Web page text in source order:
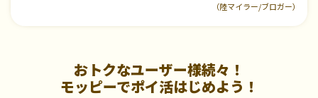
（陸マイラー/ブロガー）
おトクなユーザー様続々！
モッピーでポイ活はじめよう！